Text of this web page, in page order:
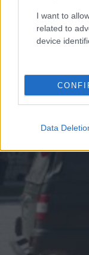
I want to
related to
device
Data